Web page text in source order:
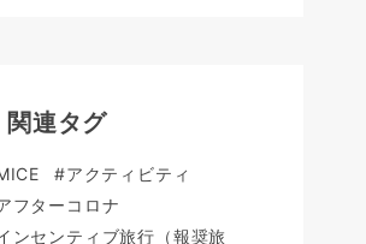
関連タグ
#アクティビティ
フターコロナ
ンセンティブ旅行（報奨旅